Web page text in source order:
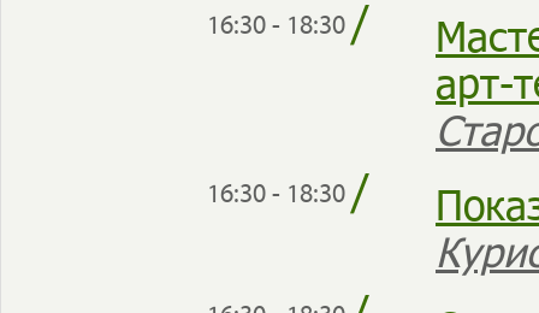
16:30 - 18:30/
арт-
16:30 - 18:30/